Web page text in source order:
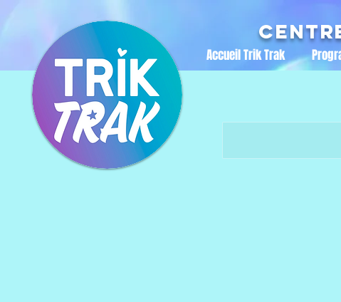
Accueil Trik Trak